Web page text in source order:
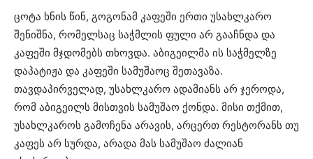
ცოტა ხნის წინ, გოგონამ კაფეში ერთი უსახლკარო
შენიშნა, რომელსაც საჭმლის ფული არ გააჩნდა და
კაფეში მჯდომებს თხოვდა. აბიგეილმა ის საჭმელზე
დაპატიჟა და კაფეში სამუშაოც შეთავაზა.
თავდაპირველად, უსახლკარო ადამიანს არ ჯეროდა,
რომ აბიგეილს მისთვის სამუშაო ქონდა. მისი თქმით,
უსახლკაროს გამოჩენა არავის, არცერთ რესტორანს თუ
კაფეს არ სურდა, არადა მას სამუშაო ძალიან